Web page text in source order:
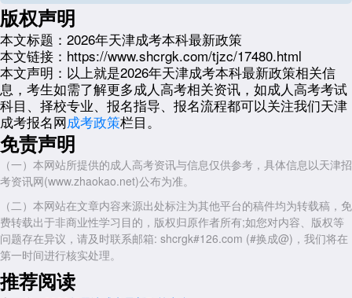
求对接。2026年天津市成考本科层次预计出现以下调整。在专业压减方
面，会计学、工商管理、行政管理、市场营销、人力资源管理、金融学等
传统经管类专业的函授招生计划将进一步缩减，部分院校可能直接停止上
述专业的专升本招生。在专业扩增方面，计算机科学与技术、软件工程、
电气工程及其自动化、机械设计制造及其自动化等理工类专业招生规模预
计扩大;学前教育、小学教育等教育类专业因市场需求稳定，招生计划将
保持或略有增加;护理学、药学等医药卫生类专业因报考人数持续增长，
预计继续维持较高招生比例。
2026年天津成考本科最新政策中还可能明确，各高校须在招生简章
中完整公示各专业的授课形式(函授或业余)、面授教学地点、线下面授学
时占比等信息。考生在选报时不仅要关注专业名称，还应仔细核对这些教
学安排是否与自身工作生活条件相匹配。
三、考试科目与备考重点
2026年天津成考本科最新政策中统考科目预计维持不变。专升本层
次统考科目为政治、外语和一门专业基础课，专业基础课根据招生专业所
属学科门类确定，例如理工类考高等数学(一)、经管类考高等数学(二)、
版权声明
本文标题： 2026年天津成考本科最新政策
本文链接： https://www.shcrgk.com/tjzc/17480.html
本文声明： 以上就是2026年天津成考本科最新政策相关信
息，考生如需了解更多成人高考相关资讯，如成人高考考试
科目、择校专业、报名指导、报名流程都可以关注我们天津
成考报名网成考政策栏目。
免责声明
（一）本网站所提供的成人高考资讯与信息仅供参考，具体信息以天津招
考资讯网(www.zhaokao.net)公布为准。
（二）本网站在文章内容来源出处标注为其他平台的稿件均为转载稿，免
费转载出于非商业性学习目的，版权归原作者所有;如您对内容、版权等
问题存在异议，请及时联系邮箱: shcrgk#126.com (#换成@)，我们将在
第一时间进行核实处理。
推荐阅读